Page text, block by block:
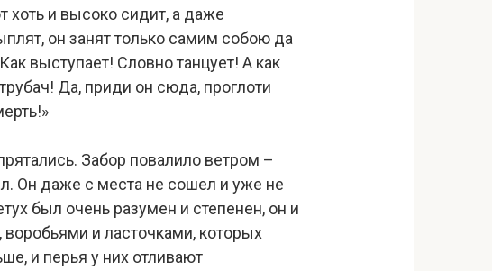
хоть и высоко сидит, а даже
он занят только самим собою да
выступает! Словно танцует! А как
Да, приди он сюда, проглоти
Забор повалило ветром –
Он даже с места не сошел и уже не
был очень разумен и степенен, он и
и ласточками, которых
и перья у них отливают